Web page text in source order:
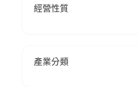
經營性質
產業分類